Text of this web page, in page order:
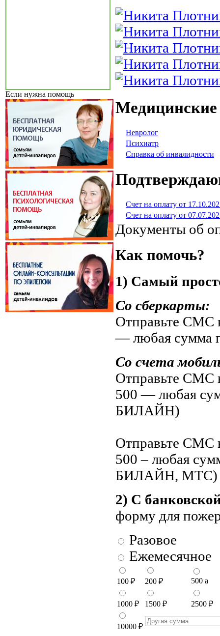
Если нужна помощь
Невролог
Психиатр
Справка об инвалидности
Счет на оплату от
Счет на оплату от
Документы об
Как помочь?
1) Самый
Со сберкарты:
Отправьте СМС
— любая сумма
Со счета
Отправьте СМС
500 — любая
БИЛАЙН)
Отправьте СМС
500 – любая
БИЛАЙН, МТС)
2) С
форму для
Разовое
Ежемесячное
100 ₽ 200 ₽ 500 a
1000 ₽ 1500 ₽ 2500 ₽
10000 ₽